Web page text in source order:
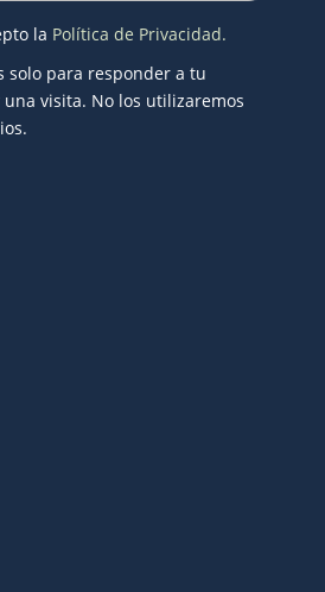
la Política de Privacidad.
solo para responder a tu
visita. No los utilizaremos